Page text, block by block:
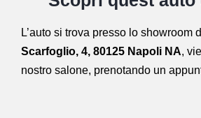
L’auto si trova presso lo showroom
Scarfoglio, 4, 80125 Napoli NA,
nostro salone, prenotando un